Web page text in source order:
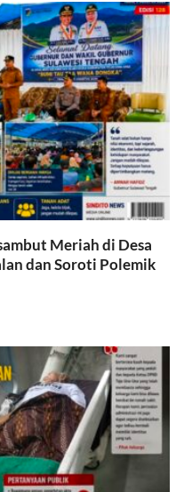
Meriah di Desa
dan Soroti Polemik